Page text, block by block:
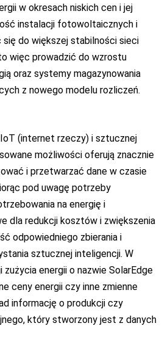
w okresach niskich cen i jej
instalacji fotowoltaicznych i
się do większej stabilności sieci
więc prowadzić do wzrostu
oraz systemy magazynowania
z nowego modelu rozliczeń.
(internet rzeczy) i sztucznej
możliwości oferują znacznie
i przetwarzać dane w czasie
pod uwagę potrzeby
na energię i
dla redukcji kosztów i zwiększenia
odpowiedniego zbierania i
sztucznej inteligencji. W
energii o nazwie SolarEdge
ceny energii czy inne zmienne
informację o produkcji czy
który stworzony jest z danych